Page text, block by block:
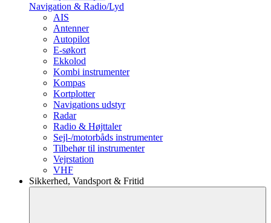
Navigation & Radio/Lyd
AIS
Antenner
Autopilot
E-søkort
Ekkolod
Kombi instrumenter
Kompas
Kortplotter
Navigations udstyr
Radar
Radio & Højttaler
Sejl-/motorbåds instrumenter
Tilbehør til instrumenter
Vejrstation
VHF
Sikkerhed, Vandsport & Fritid